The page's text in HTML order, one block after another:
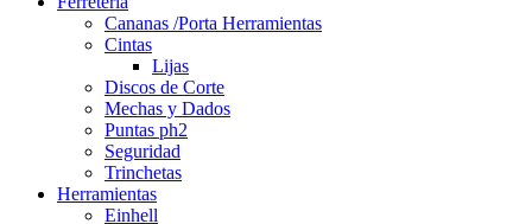
Cananas /Porta Herramientas
Cintas
Lijas
Discos de Corte
Mechas y Dados
Puntas ph2
Seguridad
Trinchetas
Herramientas
Einhell